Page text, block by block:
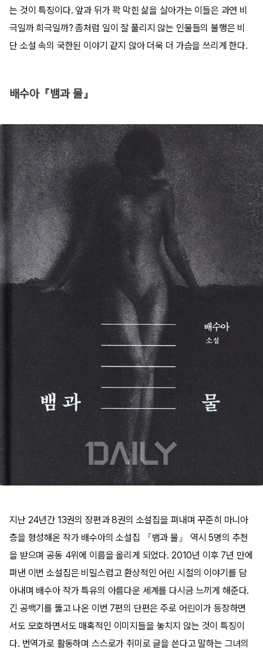
는 것이 특징이다. 앞과 뒤가 꽉 막힌 삶을 살아가는 이들은 과연 비
극일까 희극일까? 좀처럼 일이 잘 풀리지 않는 인물들의 불행은 비
단 소설 속의 국한된 이야기 같지 않아 더욱 더 가슴을 쓰리게 한다.
배수아『뱀과 물』
지난 24년간 13권의 장편과 8권의 소설집을 펴내며 꾸준히 마니아
층을 형성해온 작가 배수아의 소설집 『뱀과 물』 역시 5명의 추천
을 받으며 공동 4위에 이름을 올리게 되었다. 2010년 이후 7년 만에
펴낸 이번 소설집은 비밀스럽고 환상적인 어린 시절의 이야기를 담
아내며 배수아 작가 특유의 아름다운 세계를 다시금 느끼게 해준다.
긴 공백기를 뚫고 나온 이번 7편의 단편은 주로 어린이가 등장하면
서도 모호하면서도 매혹적인 이미지들을 놓치지 않는 것이 특징이
다. 번역가로 활동하며 스스로가 취미로 글을 쓴다고 말하는 그녀의